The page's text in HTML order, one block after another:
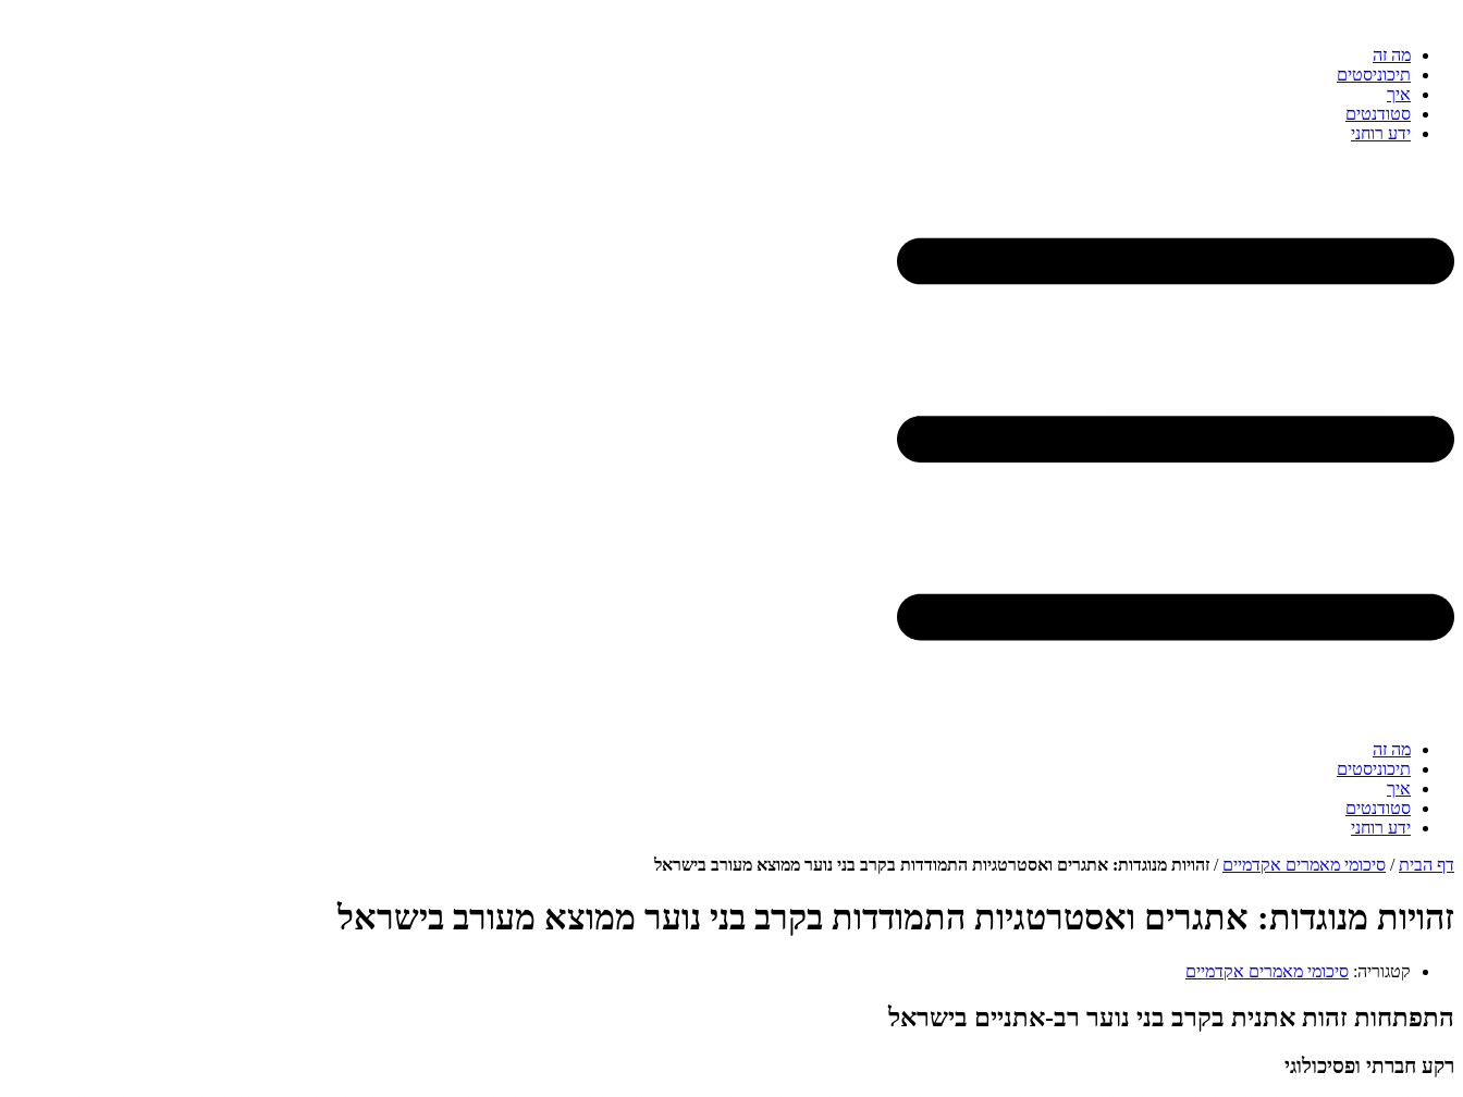
מה זה
תיכוניסטים
איך
סטודנטים
ידע רוחני
מה זה
תיכוניסטים
איך
סטודנטים
ידע רוחני
דף הבית/ סיכומי מאמרים אקדמיים / זהויות מנוגדות: אתגרים ואסטרטגיות התמודדות בקרב בני נוער ממוצא מעורב בישראל
זהויות מנוגדות: אתגרים ואסטרטגיות התמודדות בקרב בני נוער ממוצא מעורב בישראל
קטגוריה: סיכומי מאמרים אקדמיים
התפתחות זהות אתנית בקרב בני נוער רב-אתניים בישראל
רקע חברתי ופסיכולוגי